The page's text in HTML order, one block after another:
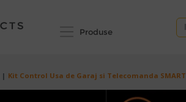
Produse
Kit Control Usa de Garaj si Telecomanda SMART